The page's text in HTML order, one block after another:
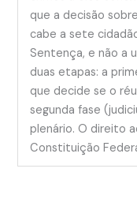
que a decisão
cabe a sete
Sentença, e não a
duas etapas: a
que decide se o
segunda fase
plenário. O direito
Constituição